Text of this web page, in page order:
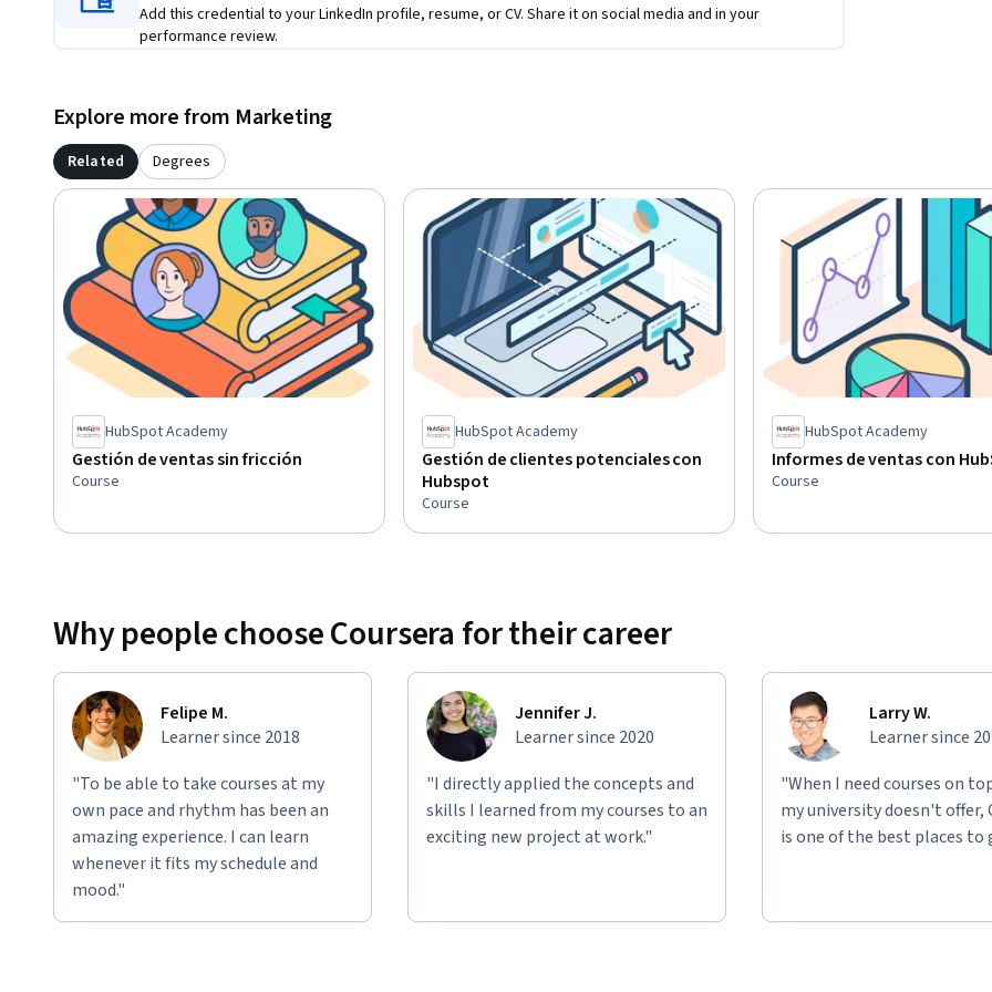
presentación de ventas.  Recopilará su trabajo y lo enviará como un proyecto al final del curso.
actual como representante de ventas. No requiere ningún conocimiento previo o experiencia para
comenzar.
Add this credential to your LinkedIn profile, resume, or CV. Share it on social media and in your
performance review.
Explore more from Marketing
Related Degrees
HubSpot Academy
Gestión de ventas sin fricción
Course
HubSpot Academy
Gestión de clientes potenciales con
Hubspot
Course
HubSpot Academy
Informes de ventas con
Course
Why people choose Coursera for their career
Felipe M.
Learner since 2018
"To be able to take courses at my
own pace and rhythm has been an
amazing experience. I can learn
whenever it fits my schedule and
mood."
Jennifer J.
Learner since 2020
"I directly applied the concepts and
skills I learned from my courses to an
exciting new project at work."
Larry W.
Learner since
"When I need courses on
my university doesn't offer,
is one of the best places to